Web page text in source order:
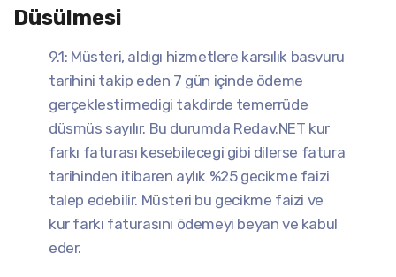
Düsülmesi
9.1: Müsteri, aldıgı hizmetlere karsılık basvuru
tarihini takip eden 7 gün içinde ödeme
gerçeklestirmedigi takdirde temerrüde
düsmüs sayılır. Bu durumda Redav.NET kur
farkı faturası kesebilecegi gibi dilerse fatura
tarihinden itibaren aylık %25 gecikme faizi
talep edebilir. Müsteri bu gecikme faizi ve
kur farkı faturasını ödemeyi beyan ve kabul
eder.